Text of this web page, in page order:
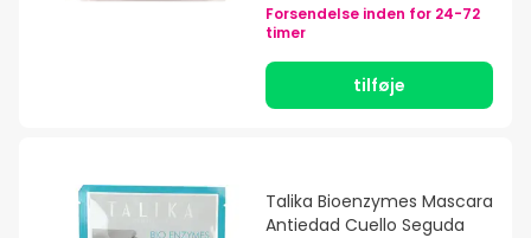
Forsendelse inden for 24-72
timer
tilføje
Talika Bioenzymes Mascara
Antiedad Cuello Seguda